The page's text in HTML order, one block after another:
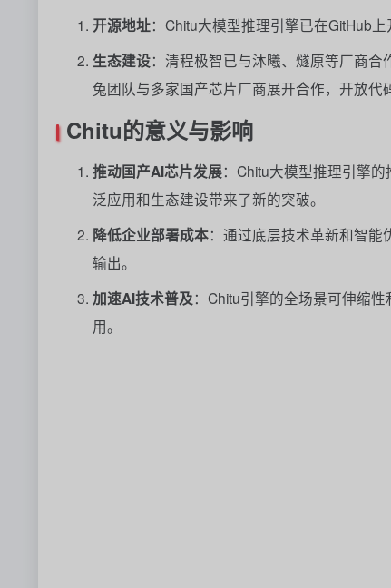
开源地址：Chitu大模型推理引擎已在GitHub
生态建设：清程极智已与沐曦、燧原等厂商合
兔团队与多家国产芯片厂商展开合作，开放代
Chitu的意义与影响
推动国产AI芯片发展：Chitu大模型推理引擎
泛应用和生态建设带来了新的突破。
降低企业部署成本：通过底层技术革新和智
输出。
加速AI技术普及：Chitu引擎的全场景可伸缩
用。